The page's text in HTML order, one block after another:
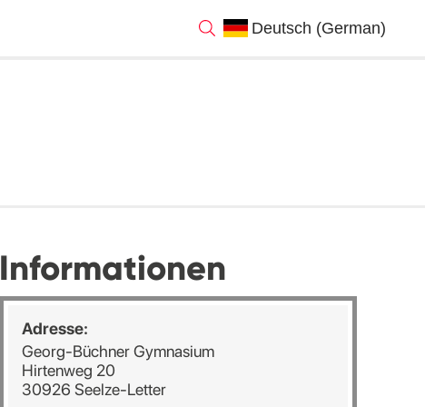
Informationen
Adresse:
Georg-Büchner Gymnasium
Hirtenweg 20
30926 Seelze-Letter